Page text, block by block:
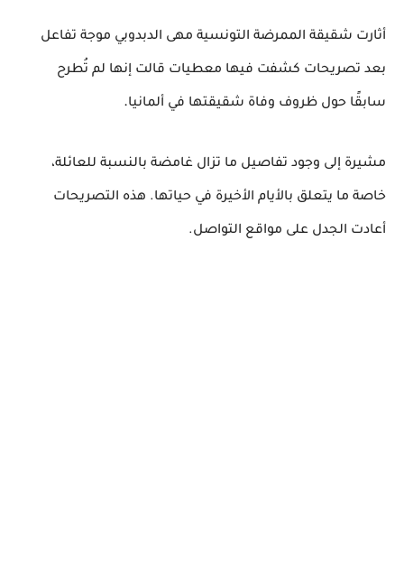
أثارت شقيقة الممرضة التونسية مهى الدبدوبي موجة تفاعل
بعد تصريحات كشفت فيها معطيات قالت إنها لم تُطرح
سابقًا حول ظروف وفاة شقيقتها في ألمانيا.
مشيرة إلى وجود تفاصيل ما تزال غامضة بالنسبة للعائلة،
خاصة ما يتعلق بالأيام الأخيرة في حياتها. هذه التصريحات
أعادت الجدل على مواقع التواصل.